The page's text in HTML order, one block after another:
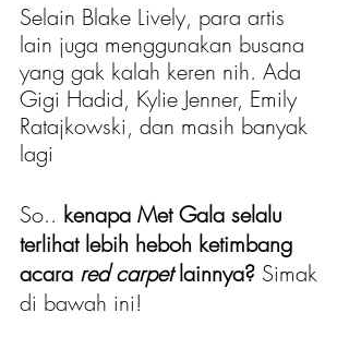
Selain Blake Lively, para artis
lain juga menggunakan busana
yang gak kalah keren nih. Ada
Gigi Hadid, Kylie Jenner, Emily
Ratajkowski, dan masih banyak
lagi
So.. kenapa Met Gala selalu
terlihat lebih heboh ketimbang
acara red carpet lainnya? Simak
di bawah ini!